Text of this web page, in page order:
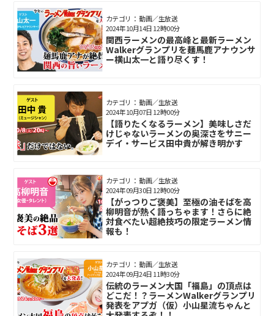
カテゴリ： 動画／生放送
関西ラーメンの最高峰と最新ラーメン
Walkerグランプリを麺馬鹿アナウンサ
ー横山太一と語り尽くす！
2024年10月14日 12時00分
カテゴリ： 動画／生放送
【語りたくなるラーメン】美味しさだ
けじゃないラーメンの奥深さをサニー
デイ・サービス田中貴が解き明かす
2024年10月07日 12時00分
カテゴリ： 動画／生放送
【がっつりご褒美】至極の油そばを高
柳明音が熱く語っちゃます！さらに絶
対食べたい超絶技巧の限定ラーメン情
報も！
2024年09月30日 12時00分
カテゴリ： 動画／生放送
伝統のラーメン大国「福島」の頂点は
どこだ！？ラーメンWalkerグランプリ
発表をアプガ（仮）小山星流ちゃんと
2024年09月24日 11時30分